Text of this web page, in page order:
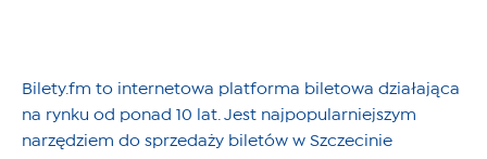
Bilety.fm to internetowa platforma biletowa działająca
na rynku od ponad 10 lat. Jest najpopularniejszym
narzędziem do sprzedaży biletów w Szczecinie